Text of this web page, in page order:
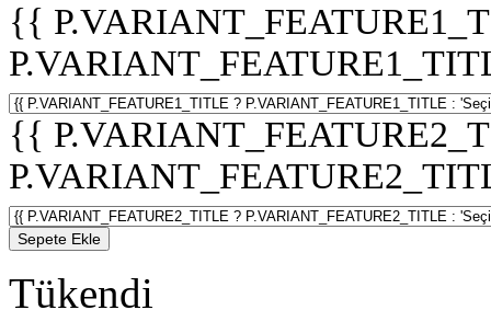
{{
{{
Sepete Ekle
Tükendi